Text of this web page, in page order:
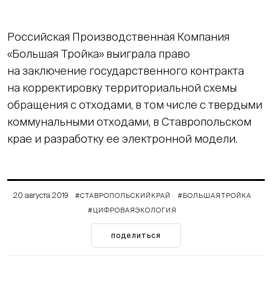
Российская Производственная Компания
«Большая Тройка» выиграла право
на заключение государственного контракта
на корректировку территориальной схемы
обращения с отходами, в том числе с твердыми
коммунальными отходами, в Ставропольском
крае и разработку ее электронной модели.
20 августа 2019 #СТАВРОПОЛЬСКИЙКРАЙ
#БОЛЬШАЯТРОЙКА
#ЦИФРОВАЯЭКОЛОГИЯ
поделиться